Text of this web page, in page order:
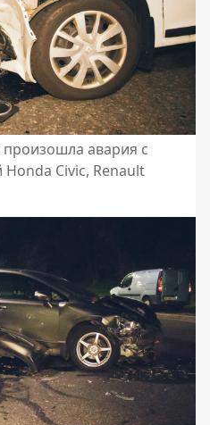
авария с
Civic, Renault